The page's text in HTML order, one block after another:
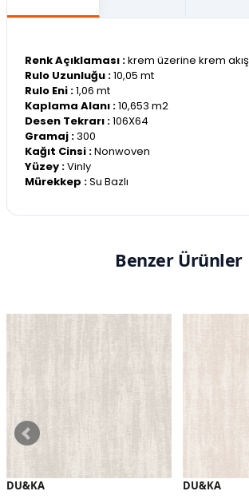
Renk Açıklaması :krem üzerine krem akış
Rulo Uzunluğu :10,05 mt
Rulo Eni :1,06 mt
Kaplama Alanı :10,653 m2
Desen Tekrarı :106X64
Gramaj :300
Kağıt Cinsi :Nonwoven
Yüzey :Vinly
Mürekkep :Su Bazlı
Benzer Ürünler
DU&KA
DU&KA